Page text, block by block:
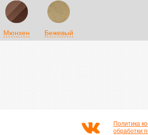
Мюнхен Бежевый
Политика
обработки